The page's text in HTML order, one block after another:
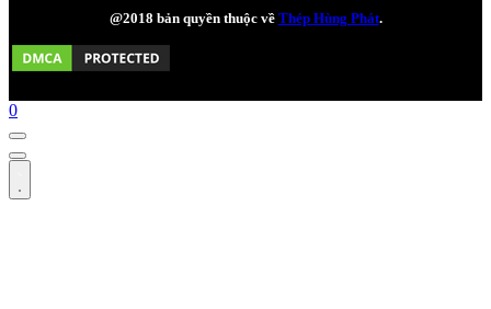
@2018 bản quyền thuộc về Thép Hùng Phát.
0